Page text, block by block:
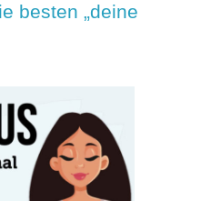
besten „deine